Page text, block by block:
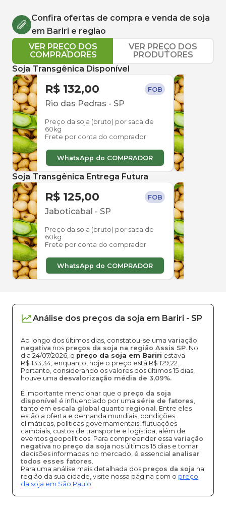
Confira ofertas de compra e venda de soja
em Bariri e região
VER PREÇO DOS
COMPRADORES
VER PREÇO DOS
PRODUTORES
Soja Transgênica Disponível
R$ 132,00 FOB
Rio das Pedras - SP
Preço da soja (bruto) por saca de
60kg
Frete por conta do comprador
WhatsApp do COMPRADOR
Soja Transgênica Entrega Futura
R$ 125,00 FOB
Jaboticabal - SP
Preço da soja (bruto) por saca de
60kg
Frete por conta do comprador
WhatsApp do COMPRADOR
Análise dos preços da soja em Bariri - SP
Ao longo dos últimos dias, constatou-se uma variação
negativa nos preços da soja na região Assis SP. No
dia 24/07/2026, o preço da soja em Bariri estava
R$ 133,34, enquanto, hoje o preço está R$ 129,22.
Portanto, considerando os valores dos últimos 15 dias,
houve uma desvalorização média de 3,09%.
É importante mencionar que o preço da soja
disponível é influenciado por uma série de fatores,
tanto em escala global quanto regional . Entre eles
estão a oferta e demanda mundiais, condições
climáticas, políticas governamentais, flutuações
cambiais, custos de transporte e logística, além de
eventos geopolíticos. Para compreender essa variação
negativa no preço da soja nos últimos 15 dias e tomar
decisões informadas no mercado, é essencial analisar
todos esses fatores.
Para uma análise mais detalhada dos preços da soja na
região da sua cidade, visite nossa página com o preço
da soja em São Paulo.